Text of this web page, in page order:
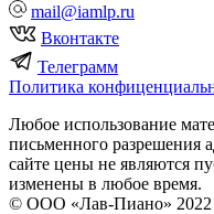
mail@iamlp.ru
Вконтакте
Телеграмм
Политика
Любое использование
письменного разрешения
сайте цены не являются
изменены в любое время.
© ООО «Лав-Пиано» 2022